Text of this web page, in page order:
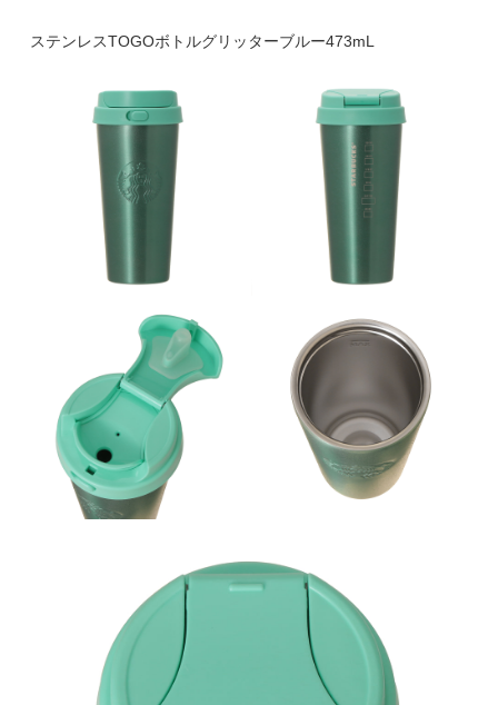
ステンレスTOGOボトルグリッターブルー473mL